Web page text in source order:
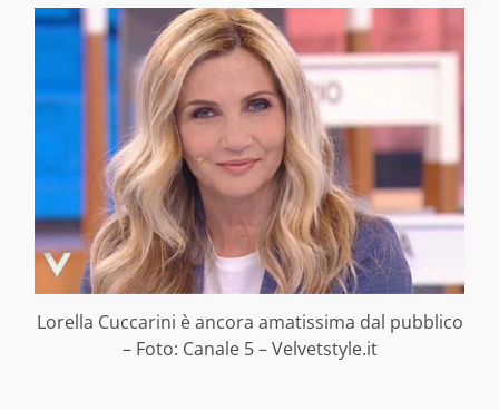
Lorella Cuccarini è ancora amatissima dal pubblico
– Foto: Canale 5 – Velvetstyle.it